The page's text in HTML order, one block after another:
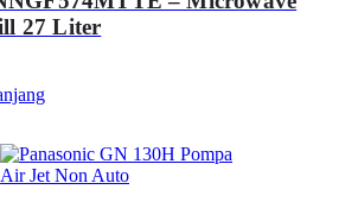
27 Liter